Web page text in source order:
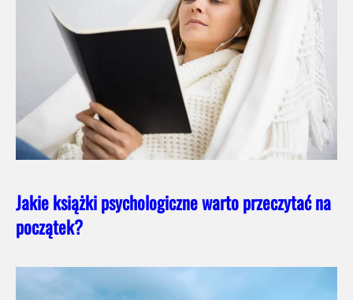
Jakie książki psychologiczne warto przeczytać na
początek?